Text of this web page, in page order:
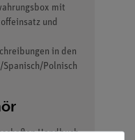
mit
und
in den
Spanisch/Polnisch
Handbuch